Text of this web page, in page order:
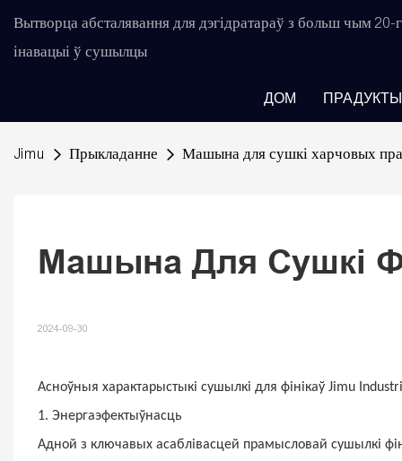
Вытворца абсталявання для дэгідратараў з больш чым
інавацыі ў сушылцы
ДОМ ПРАДУКТЫ
Jimu Прыкладанне Машына для сушкі харчовых
Машына Для Сушкі
2024-09-30
Асноўныя характарыстыкі сушылкі для фінікаў Jimu
1. Энергаэфектыўнасць
Адной з ключавых асаблівасцей прамысловай сушылкі